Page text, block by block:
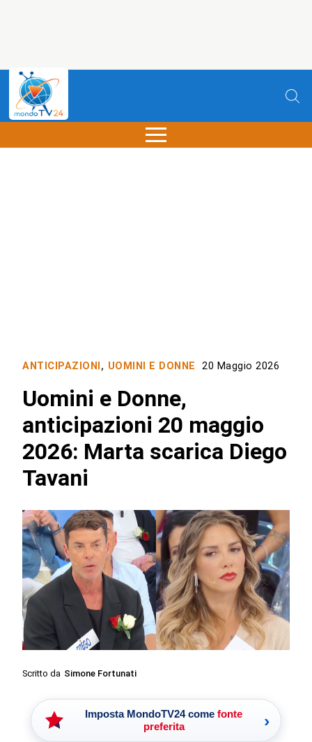
ANTICIPAZIONI, UOMINI E DONNE 20 Maggio 2026
Uomini e Donne,
anticipazioni 20 maggio
2026: Marta scarica Diego
Tavani
Scritto da Simone Fortunati
Imposta MondoTV24 come fonte
preferita
›